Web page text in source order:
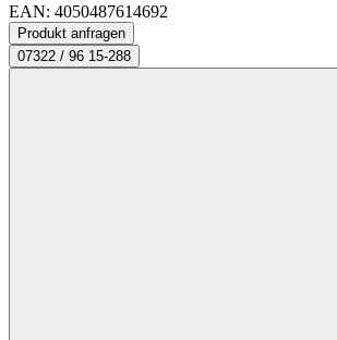
EAN: 4050487614692
Produkt anfragen
07322 / 96 15-288